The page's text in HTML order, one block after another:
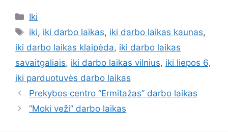
Iki
iki, iki darbo laikas, iki darbo laikas kaunas,
iki darbo laikas klaipėda, iki darbo laikas
savaitgaliais, iki darbo laikas vilnius, iki liepos 6,
iki parduotuvės darbo laikas
Prekybos centro “Ermitažas” darbo laikas
“Moki veži” darbo laikas